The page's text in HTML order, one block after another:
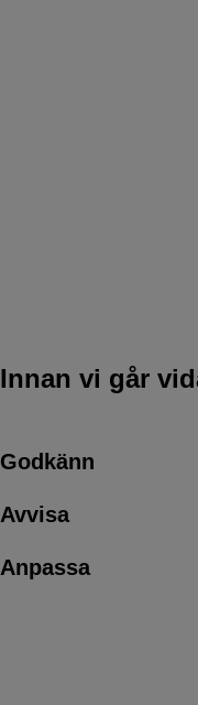
Innan vi går
Anpassa
Avvisa
Godkänn